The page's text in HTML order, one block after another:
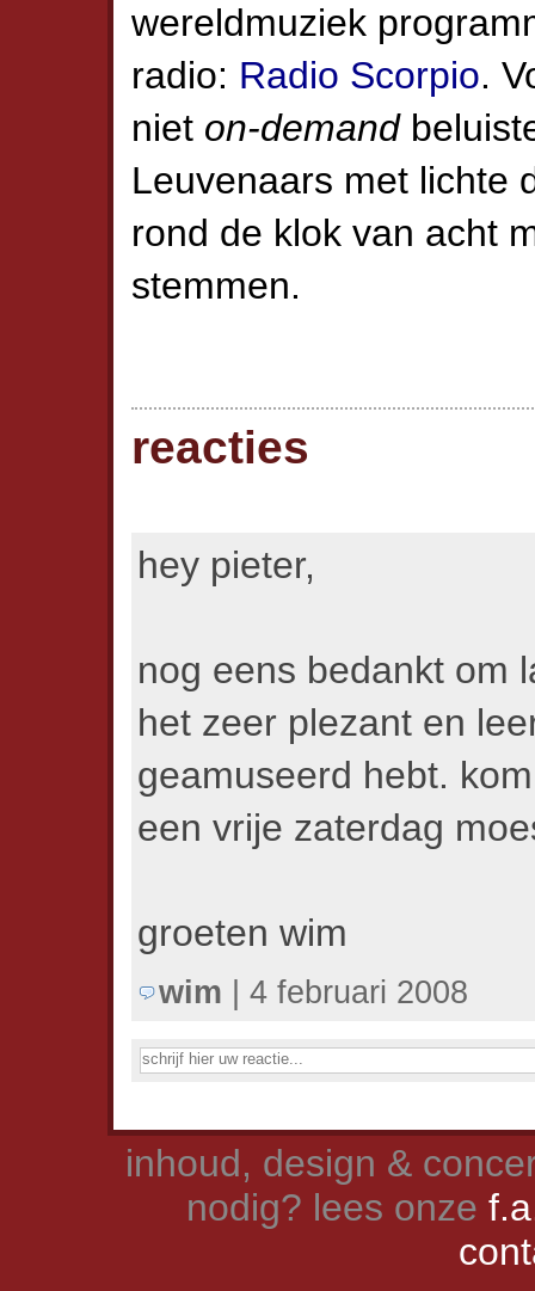
wereldmuziek
radio: Radio Scorpio.
niet on-demand
Leuvenaars met lichte
rond de klok van acht
stemmen.
reacties
hey pieter,
nog eens bedankt om
het zeer plezant en
geamuseerd hebt.
een vrije zaterdag
groeten wim
wim | 4 februari 2008
inhoud, design &
nodig? lees onze